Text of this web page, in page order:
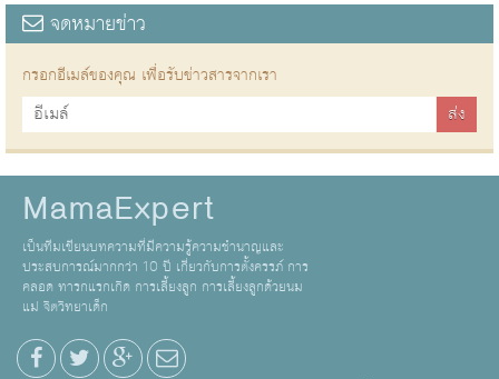
จดหมายข่าว
กรอกอีเมล์ของคุณ เพื่อรับข่าวสารจากเรา
MamaExpert
เป็นทีมเขียนบทความที่มีความรู้ความชำนาญและ
ประสบการณ์มากกว่า 10 ปี เกี่ยวกับการตั้งครรภ์ การ
คลอด ทารกแรกเกิด การเลี้ยงลูก การเลี้ยงลูกด้วยนม
แม่ จิตวิทยาเด็ก